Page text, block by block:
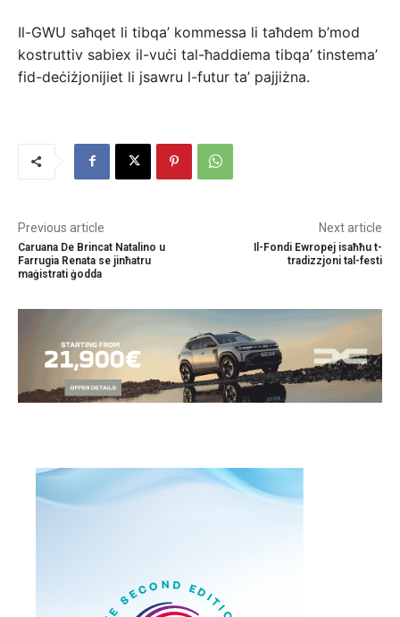
Il-GWU saħqet li tibqa’ kommessa li taħdem b’mod
kostruttiv sabiex il-vuċi tal-ħaddiema tibqa’ tinstema’
fid-deċiżjonijiet li jsawru l-futur ta’ pajjiżna.
Previous article
Caruana De Brincat Natalino u
Farrugia Renata se jinħatru
maġistrati ġodda
Next article
Il-Fondi Ewropej isaħħu t-
tradizzjoni tal-festi